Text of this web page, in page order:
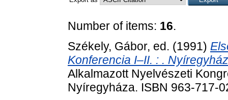
Number of items: 16.
Székely, Gábor, ed. (1991)
Konferencia I–II. : .
Alkalmazott Nyelvészeti
Nyíregyháza. ISBN 963-717-